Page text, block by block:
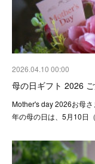
2026.04.10 00:00
母の日ギフト 2026
Mother's day 2026お母
年の母の日は、5月10日